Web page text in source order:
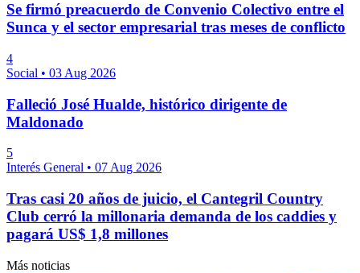
Se firmó preacuerdo de Convenio Colectivo entre el
Sunca y el sector empresarial tras meses de conflicto
4
Social • 03 Aug 2026
Falleció José Hualde, histórico dirigente de
Maldonado
5
Interés General • 07 Aug 2026
Tras casi 20 años de juicio, el Cantegril Country
Club cerró la millonaria demanda de los caddies y
pagará US$ 1,8 millones
Más noticias